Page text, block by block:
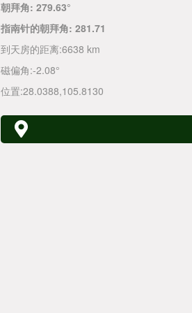
朝拜角: 279.63°
指南针的朝拜角: 281.71
到天房的距离:6638 km
磁偏角:-2.08°
位置:28.0388,105.8130